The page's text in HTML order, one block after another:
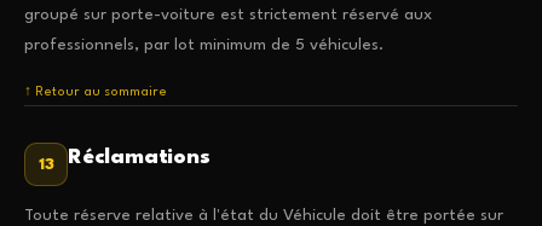
groupé sur porte-voiture est strictement réservé aux
professionnels, par lot minimum de 5 véhicules.
↑ Retour au sommaire
13 Réclamations
Toute réserve relative à l'état du Véhicule doit être portée sur